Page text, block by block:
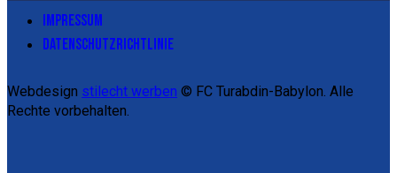
IMPRESSUM
DATENSCHUTZRICHTLINIE
Webdesign stilecht werben © FC Turabdin-Babylon. Alle
Rechte vorbehalten.